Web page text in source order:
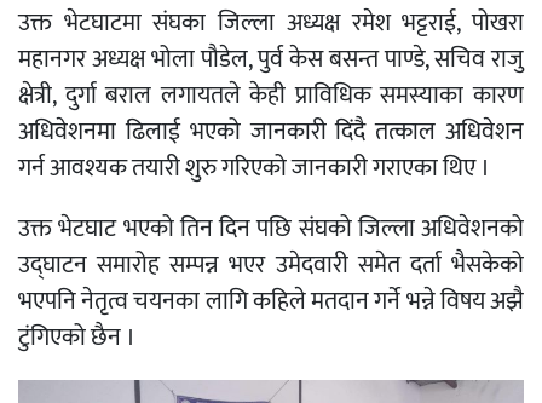
उक्त भेटघाटमा संघका जिल्ला अध्यक्ष रमेश भट्टराई, पोखरा
महानगर अध्यक्ष भोला पौडेल, पुर्व केस बसन्त पाण्डे, सचिव राजु
क्षेत्री, दुर्गा बराल लगायतले केही प्राविधिक समस्याका कारण
अधिवेशनमा ढिलाई भएको जानकारी दिंदै तत्काल अधिवेशन
गर्न आवश्यक तयारी शुरु गरिएको जानकारी गराएका थिए ।
उक्त भेटघाट भएको तिन दिन पछि संघको जिल्ला अधिवेशनको
उद्घाटन समारोह सम्पन्न भएर उमेदवारी समेत दर्ता भैसकेको
भएपनि नेतृत्व चयनका लागि कहिले मतदान गर्ने भन्ने विषय अझै
टुंगिएको छैन ।